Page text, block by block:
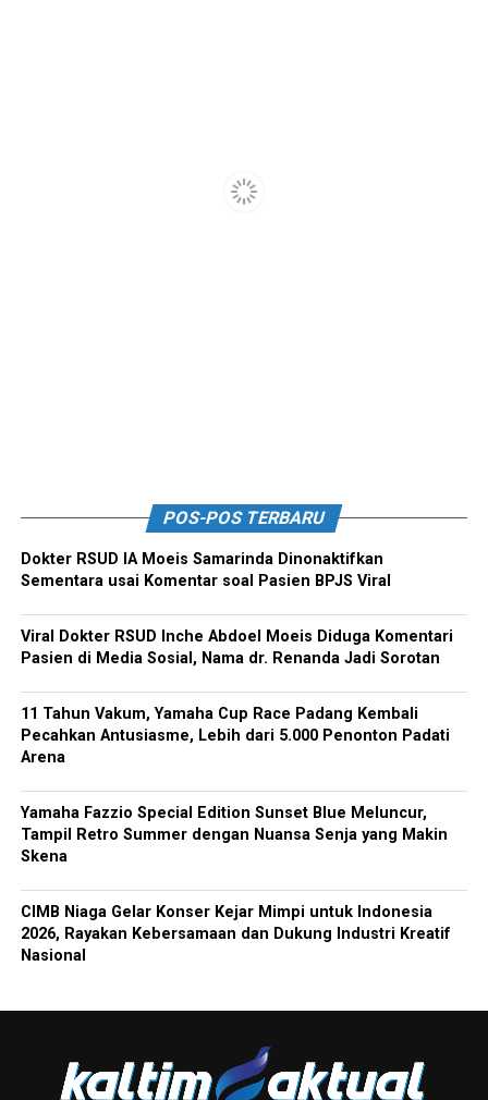
POS-POS TERBARU
Dokter RSUD IA Moeis Samarinda Dinonaktifkan
Sementara usai Komentar soal Pasien BPJS Viral
Viral Dokter RSUD Inche Abdoel Moeis Diduga Komentari
Pasien di Media Sosial, Nama dr. Renanda Jadi Sorotan
11 Tahun Vakum, Yamaha Cup Race Padang Kembali
Pecahkan Antusiasme, Lebih dari 5.000 Penonton Padati
Arena
Yamaha Fazzio Special Edition Sunset Blue Meluncur,
Tampil Retro Summer dengan Nuansa Senja yang Makin
Skena
CIMB Niaga Gelar Konser Kejar Mimpi untuk Indonesia
2026, Rayakan Kebersamaan dan Dukung Industri Kreatif
Nasional